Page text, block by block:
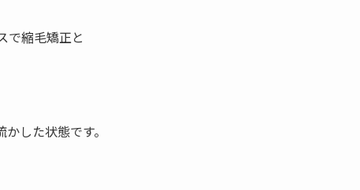
で縮毛矯正と
した状態です。